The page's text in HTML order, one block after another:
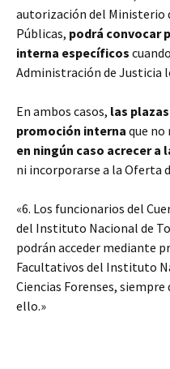
autorización del Ministerio
Públicas, podrá convocar
interna específicos
Administración de Justicia
En ambos casos, las
promoción interna que no
en ningún caso acrecer
ni incorporarse a la Oferta
«6. Los funcionarios del
del Instituto Nacional de
podrán acceder mediante
Facultativos del Instituto
Ciencias Forenses,
ello.»